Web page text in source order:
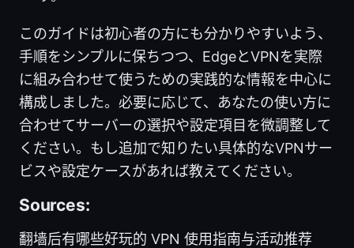
このガイドは初心者の方にも分かりやすいよう、
手順をシンプルに保ちつつ、EdgeとVPNを実際
に組み合わせて使うための実践的な情報を中心に
構成しました。必要に応じて、あなたの使い方に
合わせてサーバーの選択や設定項目を微調整して
ください。もし追加で知りたい具体的なVPNサー
ビスや設定ケースがあれば教えてください。
Sources:
翻墙后有哪些好玩的 VPN 使用指南与活动推荐